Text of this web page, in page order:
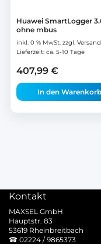
Huawei SmartLogger
ohne mbus
inkl. 0 % MwSt. zzgl.
Lieferzeit: ca. 5-10 Tage
407,99 €
In den Warenkorb
Kontakt
MAXSEL GmbH
Hauptstr. 83
53619 Rheinbreitbach
☎ 02224 / 9865373